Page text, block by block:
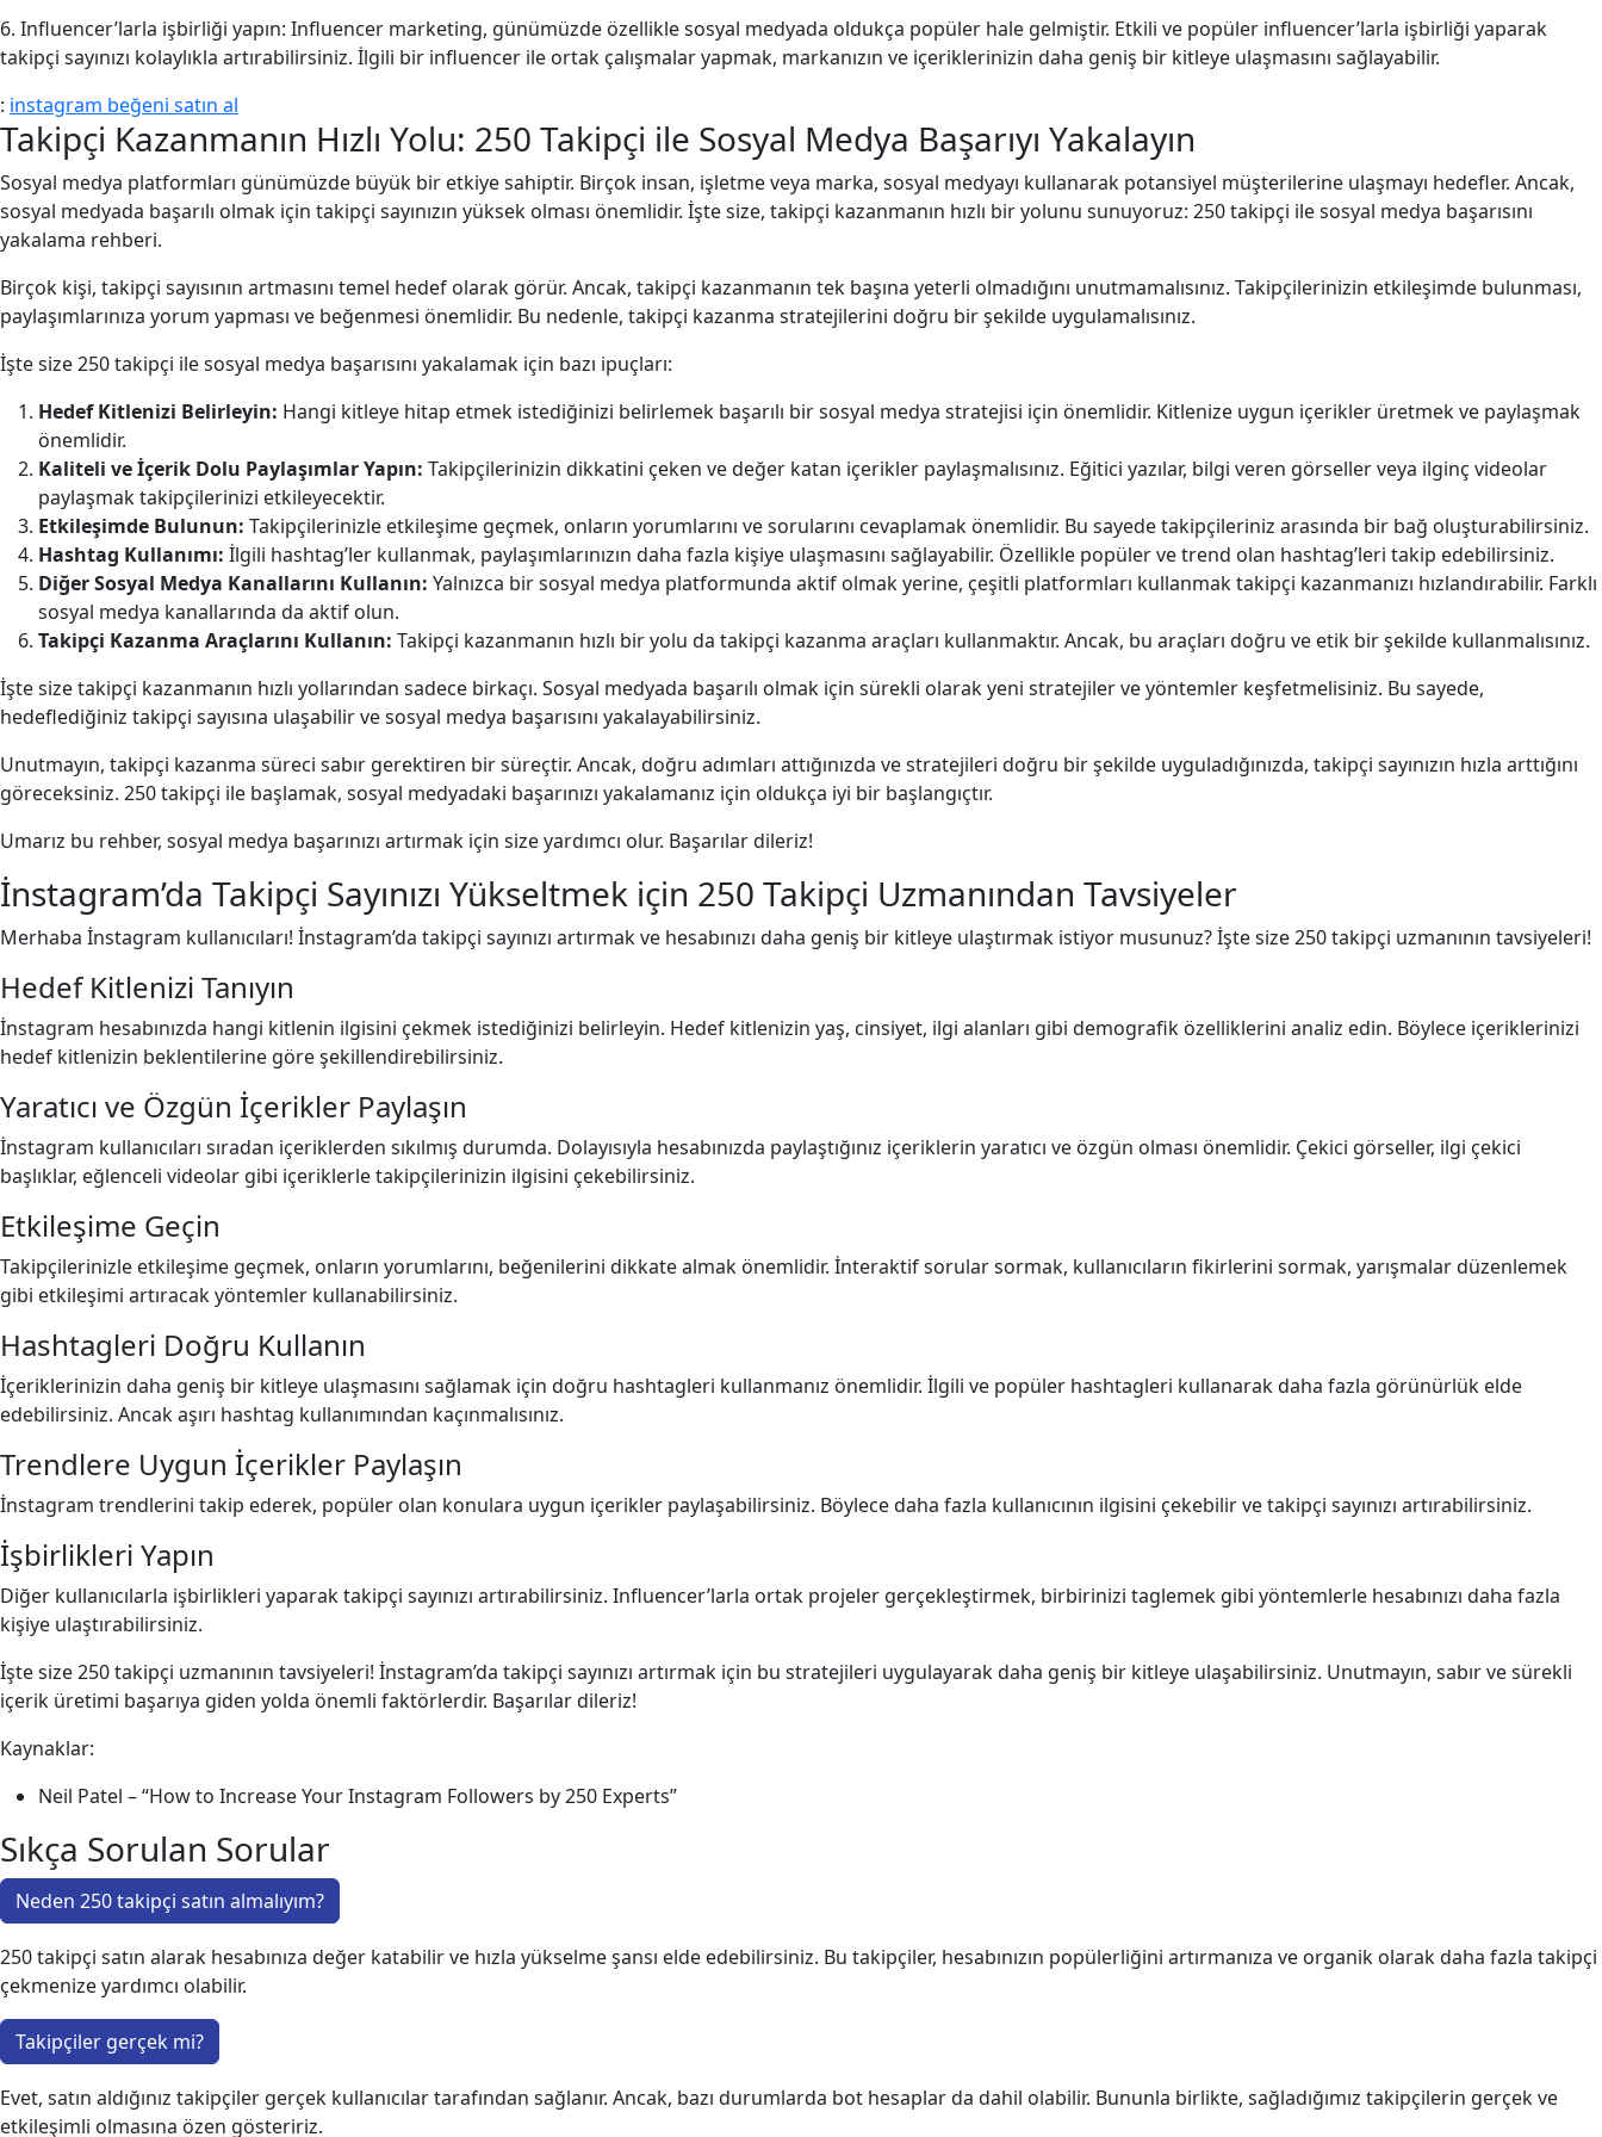
6. Influencer’larla işbirliği yapın: Influencer marketing, günümüzde özellikle sosyal medyada oldukça popüler hale gelmiştir. Etkili ve popüler influencer’larla işbirliği yaparak
takipçi sayınızı kolaylıkla artırabilirsiniz. İlgili bir influencer ile ortak çalışmalar yapmak, markanızın ve içeriklerinizin daha geniş bir kitleye ulaşmasını sağlayabilir.
: instagram beğeni satın al
Takipçi Kazanmanın Hızlı Yolu: 250 Takipçi ile Sosyal Medya Başarıyı Yakalayın
Sosyal medya platformları günümüzde büyük bir etkiye sahiptir. Birçok insan, işletme veya marka, sosyal medyayı kullanarak potansiyel müşterilerine ulaşmayı hedefler. Ancak,
sosyal medyada başarılı olmak için takipçi sayınızın yüksek olması önemlidir. İşte size, takipçi kazanmanın hızlı bir yolunu sunuyoruz: 250 takipçi ile sosyal medya başarısını
yakalama rehberi.
Birçok kişi, takipçi sayısının artmasını temel hedef olarak görür. Ancak, takipçi kazanmanın tek başına yeterli olmadığını unutmamalısınız. Takipçilerinizin etkileşimde bulunması,
paylaşımlarınıza yorum yapması ve beğenmesi önemlidir. Bu nedenle, takipçi kazanma stratejilerini doğru bir şekilde uygulamalısınız.
İşte size 250 takipçi ile sosyal medya başarısını yakalamak için bazı ipuçları:
Hedef Kitlenizi Belirleyin: Hangi kitleye hitap etmek istediğinizi belirlemek başarılı bir sosyal medya stratejisi için önemlidir. Kitlenize uygun içerikler üretmek ve paylaşmak
önemlidir.
Kaliteli ve İçerik Dolu Paylaşımlar Yapın: Takipçilerinizin dikkatini çeken ve değer katan içerikler paylaşmalısınız. Eğitici yazılar, bilgi veren görseller veya ilginç videolar
paylaşmak takipçilerinizi etkileyecektir.
Etkileşimde Bulunun: Takipçilerinizle etkileşime geçmek, onların yorumlarını ve sorularını cevaplamak önemlidir. Bu sayede takipçileriniz arasında bir bağ oluşturabilirsiniz.
Hashtag Kullanımı: İlgili hashtag’ler kullanmak, paylaşımlarınızın daha fazla kişiye ulaşmasını sağlayabilir. Özellikle popüler ve trend olan hashtag’leri takip edebilirsiniz.
Diğer Sosyal Medya Kanallarını Kullanın: Yalnızca bir sosyal medya platformunda aktif olmak yerine, çeşitli platformları kullanmak takipçi kazanmanızı hızlandırabilir. Farklı
sosyal medya kanallarında da aktif olun.
Takipçi Kazanma Araçlarını Kullanın: Takipçi kazanmanın hızlı bir yolu da takipçi kazanma araçları kullanmaktır. Ancak, bu araçları doğru ve etik bir şekilde kullanmalısınız.
İşte size takipçi kazanmanın hızlı yollarından sadece birkaçı. Sosyal medyada başarılı olmak için sürekli olarak yeni stratejiler ve yöntemler keşfetmelisiniz. Bu sayede,
hedeflediğiniz takipçi sayısına ulaşabilir ve sosyal medya başarısını yakalayabilirsiniz.
Unutmayın, takipçi kazanma süreci sabır gerektiren bir süreçtir. Ancak, doğru adımları attığınızda ve stratejileri doğru bir şekilde uyguladığınızda, takipçi sayınızın hızla arttığını
göreceksiniz. 250 takipçi ile başlamak, sosyal medyadaki başarınızı yakalamanız için oldukça iyi bir başlangıçtır.
Umarız bu rehber, sosyal medya başarınızı artırmak için size yardımcı olur. Başarılar dileriz!
İnstagram’da Takipçi Sayınızı Yükseltmek için 250 Takipçi Uzmanından Tavsiyeler
Merhaba İnstagram kullanıcıları! İnstagram’da takipçi sayınızı artırmak ve hesabınızı daha geniş bir kitleye ulaştırmak istiyor musunuz? İşte size 250 takipçi uzmanının tavsiyeleri!
Hedef Kitlenizi Tanıyın
İnstagram hesabınızda hangi kitlenin ilgisini çekmek istediğinizi belirleyin. Hedef kitlenizin yaş, cinsiyet, ilgi alanları gibi demografik özelliklerini analiz edin. Böylece içeriklerinizi
hedef kitlenizin beklentilerine göre şekillendirebilirsiniz.
Yaratıcı ve Özgün İçerikler Paylaşın
İnstagram kullanıcıları sıradan içeriklerden sıkılmış durumda. Dolayısıyla hesabınızda paylaştığınız içeriklerin yaratıcı ve özgün olması önemlidir. Çekici görseller, ilgi çekici
başlıklar, eğlenceli videolar gibi içeriklerle takipçilerinizin ilgisini çekebilirsiniz.
Etkileşime Geçin
Takipçilerinizle etkileşime geçmek, onların yorumlarını, beğenilerini dikkate almak önemlidir. İnteraktif sorular sormak, kullanıcıların fikirlerini sormak, yarışmalar düzenlemek
gibi etkileşimi artıracak yöntemler kullanabilirsiniz.
Hashtagleri Doğru Kullanın
İçeriklerinizin daha geniş bir kitleye ulaşmasını sağlamak için doğru hashtagleri kullanmanız önemlidir. İlgili ve popüler hashtagleri kullanarak daha fazla görünürlük elde
edebilirsiniz. Ancak aşırı hashtag kullanımından kaçınmalısınız.
Trendlere Uygun İçerikler Paylaşın
İnstagram trendlerini takip ederek, popüler olan konulara uygun içerikler paylaşabilirsiniz. Böylece daha fazla kullanıcının ilgisini çekebilir ve takipçi sayınızı artırabilirsiniz.
İşbirlikleri Yapın
Diğer kullanıcılarla işbirlikleri yaparak takipçi sayınızı artırabilirsiniz. Influencer’larla ortak projeler gerçekleştirmek, birbirinizi taglemek gibi yöntemlerle hesabınızı daha fazla
kişiye ulaştırabilirsiniz.
İşte size 250 takipçi uzmanının tavsiyeleri! İnstagram’da takipçi sayınızı artırmak için bu stratejileri uygulayarak daha geniş bir kitleye ulaşabilirsiniz. Unutmayın, sabır ve sürekli
içerik üretimi başarıya giden yolda önemli faktörlerdir. Başarılar dileriz!
Kaynaklar:
Neil Patel – “How to Increase Your Instagram Followers by 250 Experts”
Sıkça Sorulan Sorular
Neden 250 takipçi satın almalıyım?
250 takipçi satın alarak hesabınıza değer katabilir ve hızla yükselme şansı elde edebilirsiniz. Bu takipçiler, hesabınızın popülerliğini artırmanıza ve organik olarak daha fazla takipçi
çekmenize yardımcı olabilir.
Takipçiler gerçek mi?
Evet, satın aldığınız takipçiler gerçek kullanıcılar tarafından sağlanır. Ancak, bazı durumlarda bot hesaplar da dahil olabilir. Bununla birlikte, sağladığımız takipçilerin gerçek ve
etkileşimli olmasına özen gösteririz.